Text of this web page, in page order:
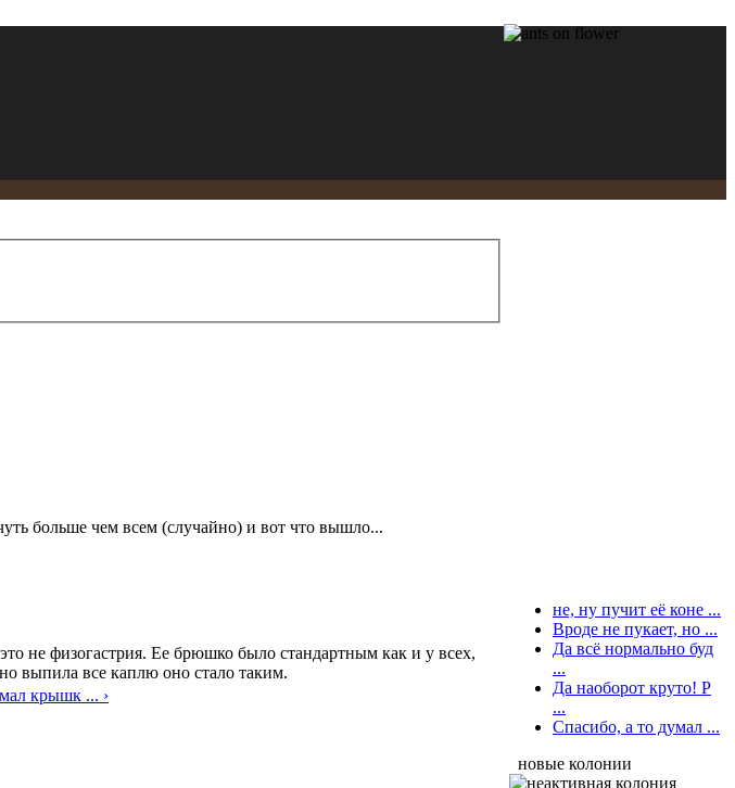
больше чем всем (случайно) и вот что вышло...
это не физогастрия. Ее брюшко было стандартным как и у всех,
выпила все каплю оно стало таким.
крышк ... ›
не, ну пучит её коне ...
Вроде не пукает, но ...
Да всё нормально буд
...
Да наоборот круто! Р
...
Спасибо, а то думал ...
новые колонии